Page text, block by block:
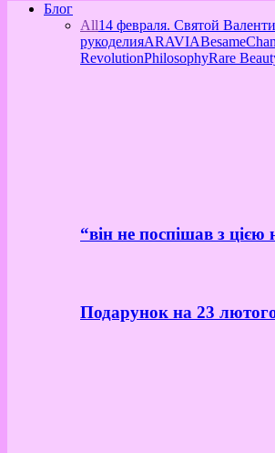
Блог
All14 февраля. Святой
рукоделияARAVIABesame
RevolutionPhilosophyRare
“він не поспішав з
Подарунок на 23